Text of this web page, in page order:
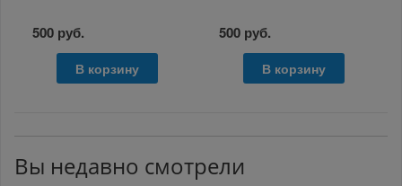
500 руб.
В корзину
500 руб.
В корзину
Вы недавно смотрели